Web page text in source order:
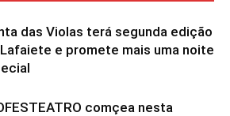
das Violas terá segunda edição
e promete mais uma noite
comçea nesta